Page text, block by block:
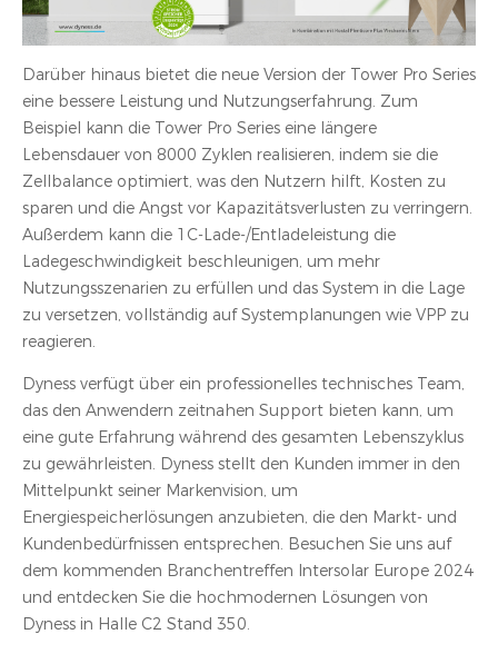
Darüber hinaus bietet die neue Version der Tower Pro Series
eine bessere Leistung und Nutzungserfahrung. Zum
Beispiel kann die Tower Pro Series eine längere
Lebensdauer von 8000 Zyklen realisieren, indem sie die
Zellbalance optimiert, was den Nutzern hilft, Kosten zu
sparen und die Angst vor Kapazitätsverlusten zu verringern.
Außerdem kann die 1C-Lade-/Entladeleistung die
Ladegeschwindigkeit beschleunigen, um mehr
Nutzungsszenarien zu erfüllen und das System in die Lage
zu versetzen, vollständig auf Systemplanungen wie VPP zu
reagieren.
Dyness verfügt über ein professionelles technisches Team,
das den Anwendern zeitnahen Support bieten kann, um
eine gute Erfahrung während des gesamten Lebenszyklus
zu gewährleisten. Dyness stellt den Kunden immer in den
Mittelpunkt seiner Markenvision, um
Energiespeicherlösungen anzubieten, die den Markt- und
Kundenbedürfnissen entsprechen. Besuchen Sie uns auf
dem kommenden Branchentreffen Intersolar Europe 2024
und entdecken Sie die hochmodernen Lösungen von
Dyness in Halle C2 Stand 350.